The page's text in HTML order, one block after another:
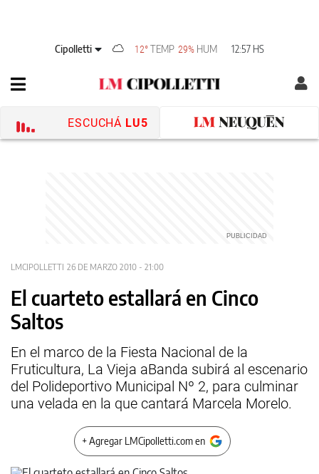
Cipolletti 12°TEMP 29% HUM 12:57 HS
ESCUCHÁ LU5
LMCIPOLLETTI 26 DE MARZO 2010 - 21:00
El cuarteto estallará en Cinco
Saltos
En el marco de la Fiesta Nacional de la
Fruticultura, La Vieja aBanda subirá al escenario
del Polideportivo Municipal Nº 2, para culminar
una velada en la que cantará Marcela Morelo.
+ Agregar LMCipolletti.com en